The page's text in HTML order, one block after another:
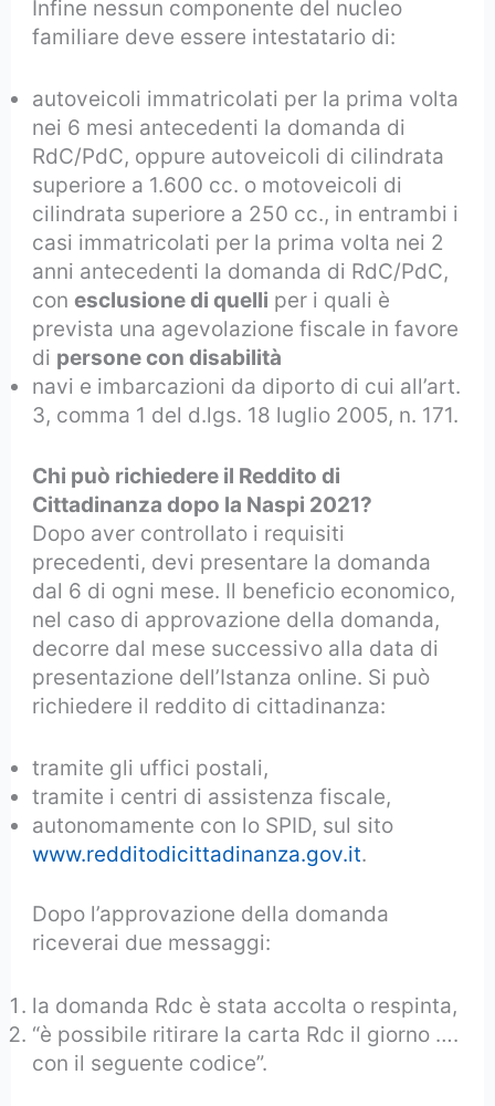
Infine nessun componente del nucleo
familiare deve essere intestatario di:
autoveicoli immatricolati per la prima volta
nei 6 mesi antecedenti la domanda di
RdC/PdC, oppure autoveicoli di cilindrata
superiore a 1.600 cc. o motoveicoli di
cilindrata superiore a 250 cc., in entrambi i
casi immatricolati per la prima volta nei 2
anni antecedenti la domanda di RdC/PdC,
conesclusione di quelli per i quali è
prevista una agevolazione fiscale in favore
di persone con disabilità
navi e imbarcazioni da diporto di cui all’art.
3, comma 1 del d.lgs. 18 luglio 2005, n. 171.
Chi può richiedere il Reddito di
Cittadinanza dopo la Naspi 2021?
Dopo aver controllato i requisiti
precedenti, devi presentare la domanda
dal 6 di ogni mese. Il beneficio economico,
nel caso di approvazione della domanda,
decorre dal mese successivo alla data di
presentazione dell’Istanza online. Si può
richiedere il reddito di cittadinanza:
tramite gli uffici postali,
tramite i centri di assistenza fiscale,
autonomamente con lo SPID, sul sito
www.redditodicittadinanza.gov.it.
Dopo l’approvazione della domanda
riceverai due messaggi:
la domanda Rdc è stata accolta o respinta,
“è possibile ritirare la carta Rdc il giorno ….
con il seguente codice”.